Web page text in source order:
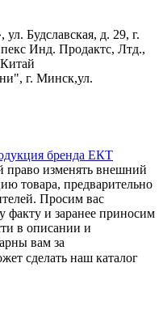
Будславская, д. 29, г.
Инд. Продактс, Лтд.,
г. Минск,ул.
бренда ЕКТ
право изменять внешний
товара, предварительно
Просим вас
факту и заранее приносим
в описании и
вам за
сделать наш каталог